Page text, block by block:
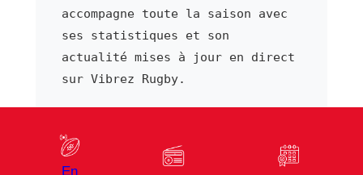
accompagne toute la saison avec
ses statistiques et son
actualité mises à jour en direct
sur Vibrez Rugby.
⬅ Joueur précédent Joueur suivant ➜
En